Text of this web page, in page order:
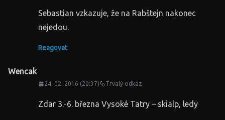
Sebastian vzkazuje, že na Rabštejn nakonec
nejedou.
Reagovat
Wencak
24. 02. 2016 (20:37) Trvalý odkaz
Zdar 3.-6. března Vysoké Tatry – skialp, ledy